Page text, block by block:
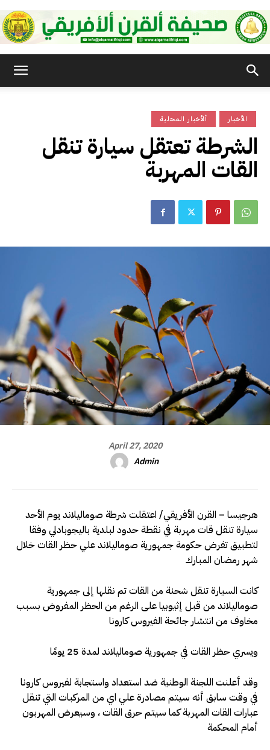
الأفريقي
ألأخبار المحلية الأخبار
الشرطة تعتقل سيارة تنقل
القات المهربة
April 27, 2020
Admin
هرجيسا – القرن الأفريقي/ اعتقلت شرطة صوماليلاند يوم الأحد
سيارة تنقل قات مهربة في نقطة حدود لبلدية باليجوبادلي وفقا
لتطبيق تفرض حكومة جمهورية صوماليلاند علي حظر القات خلال
شهر رمضان المبارك
كانت السيارة تنقل شحنة من القات تم نقلها إلى جمهورية
صوماليلاند من قبل إثيوبيا على الرغم من الحظر المفروض بسبب
مخاوف من انتشار جائحة الفيروس كارونا
ويسري حظر القات في جمهورية صوماليلاند لمدة 25 يومًا
وقد أعلنت اللجنة الوطنية ضد استعداد واستجابة لفيروس كارونا
في وقت سابق أنه سيتم مصادرة علي اي من المركبات التي تنقل
عبارات القات المهربة كما سيتم حرق القات ، وسيعرض المهربون
أمام المحكمة